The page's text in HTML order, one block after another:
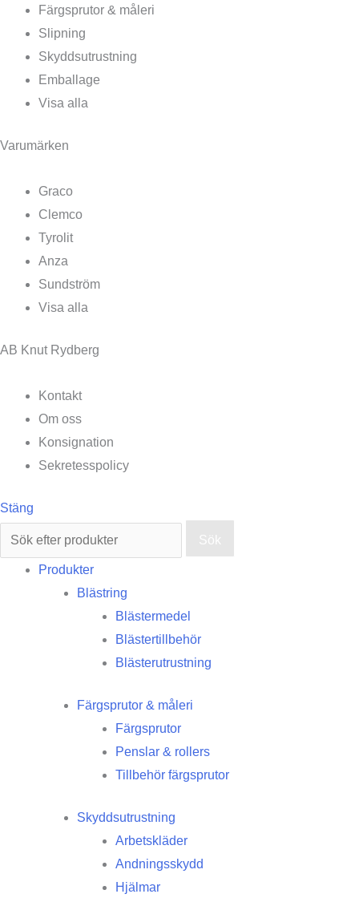
Färgsprutor & måleri
Slipning
Skyddsutrustning
Emballage
Visa alla
Varumärken
Graco
Clemco
Tyrolit
Anza
Sundström
Visa alla
AB Knut Rydberg
Kontakt
Om oss
Konsignation
Sekretesspolicy
Stäng
Sök
Produkter
Blästring
Blästermedel
Blästertillbehör
Blästerutrustning
Färgsprutor & måleri
Färgsprutor
Penslar & rollers
Tillbehör färgsprutor
Skyddsutrustning
Arbetskläder
Andningsskydd
Hjälmar